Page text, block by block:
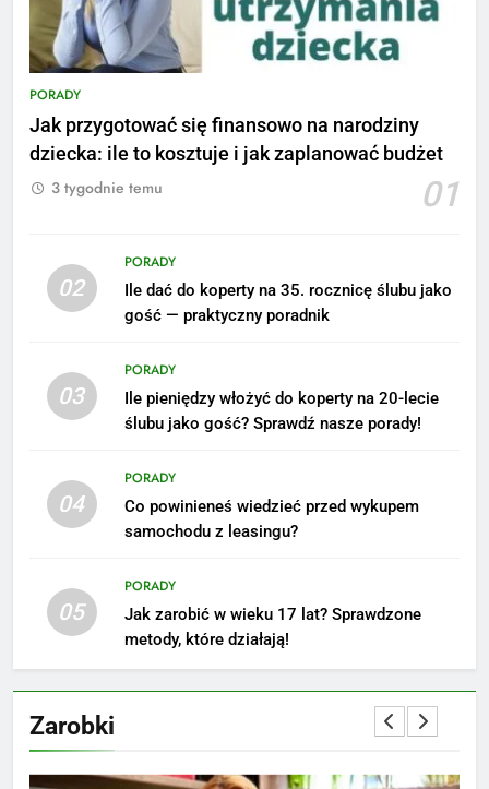
PORADY
Jak przygotować się finansowo na narodziny
dziecka: ile to kosztuje i jak zaplanować budżet
01
3 tygodnie temu
02
PORADY
Ile dać do koperty na 35. rocznicę ślubu jako
gość — praktyczny poradnik
03
PORADY
Ile pieniędzy włożyć do koperty na 20-lecie
ślubu jako gość? Sprawdź nasze porady!
04
PORADY
Co powinieneś wiedzieć przed wykupem
samochodu z leasingu?
05
PORADY
Jak zarobić w wieku 17 lat? Sprawdzone
metody, które działają!
Zarobki
5
Ile zarabia podolog: poznajmy
zainspirują
ZAROBKI
Jak przygotować się finansowo
na narodziny dziecka: ile to
budżet
PORADY
8
opinie i zarobki